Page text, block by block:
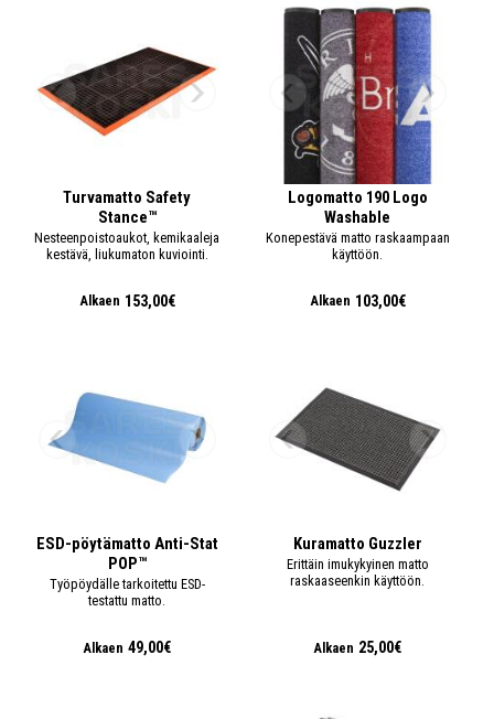
Turvamatto Safety
Stance™
Nesteenpoistoaukot, kemikaaleja
kestävä, liukumaton kuviointi.
Alkaen 153,00€
Logomatto 190 Logo
Washable
Konepestävä matto raskaampaan
käyttöön.
Alkaen 103,00€
ESD-pöytämatto Anti-Stat
POP™
Työpöydälle tarkoitettu ESD-
testattu matto.
Alkaen 49,00€
Kuramatto Guzzler
Erittäin imukykyinen matto
raskaaseenkin käyttöön.
Alkaen 25,00€